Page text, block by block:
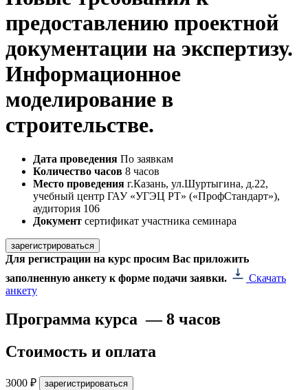
предоставлению проектной
документации на экспертизу.
Информационное
моделирование в
строительстве.
Дата проведения По заявкам
Количество часов 8 часов
Место проведения г.Казань, ул.Шуртыгина, д.22,
учебный центр ГАУ «УГЭЦ РТ» («ПрофСтандарт»),
аудитория 106
Документ сертификат участника семинара
зарегистрироваться
Для регистрации на курс просим Вас приложить
заполненную анкету к форме подачи заявки.
Скачать
анкету
Программа курса —8 часов
Стоимость и оплата
3000 ₽ зарегистрироваться